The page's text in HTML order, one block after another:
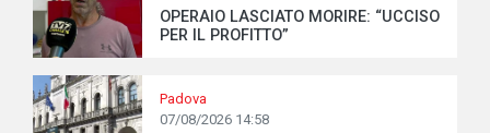
OPERAIO LASCIATO MORIRE: “UCCISO
PER IL PROFITTO”
Padova
07/08/2026 14:58